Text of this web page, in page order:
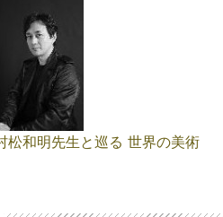
松和明先生と巡る 世界の美術